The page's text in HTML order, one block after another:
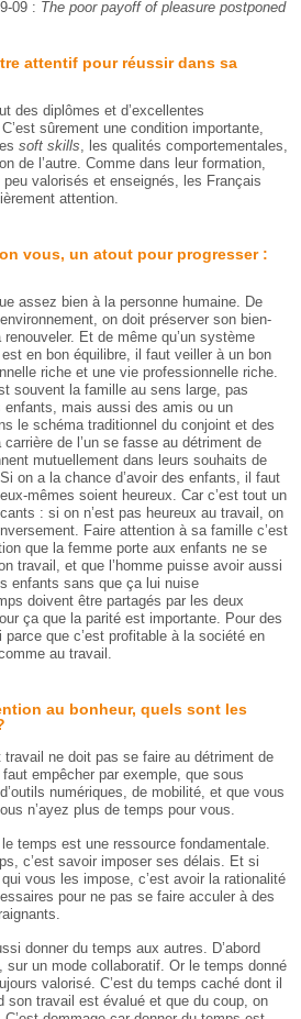
09 : The poor payoff of pleasure postponed
attentif pour réussir dans sa
des diplômes et d’excellentes
sûrement une condition importante,
soft skills, les qualités comportementales,
de l’autre. Comme dans leur formation,
valorisés et enseignés, les Français
attention.
vous, un atout pour progresser :
assez bien à la personne humaine. De
on doit préserver son bien-
Et de même qu’un système
en bon équilibre, il faut veiller à un bon
riche et une vie professionnelle riche.
souvent la famille au sens large, pas
mais aussi des amis ou un
le schéma traditionnel du conjoint et des
de l’un se fasse au détriment de
mutuellement dans leurs souhaits de
on a la chance d’avoir des enfants, il faut
mêmes soient heureux. Car c’est tout un
: si on n’est pas heureux au travail, on
Faire attention à sa famille c’est
que la femme porte aux enfants ne se
travail, et que l’homme puisse avoir aussi
enfants sans que ça lui nuise
doivent être partagés par les deux
ça que la parité est importante. Pour des
que c’est profitable à la société en
au travail.
au bonheur, quels sont les
travail ne doit pas se faire au détriment de
empêcher par exemple, que sous
numériques, de mobilité, et que vous
n’ayez plus de temps pour vous.
le temps est une ressource fondamentale.
c’est savoir imposer ses délais. Et si
vous les impose, c’est avoir la rationalité
pour ne pas se faire acculer à des
donner du temps aux autres. D’abord
sur un mode collaboratif. Or le temps donné
valorisé. C’est du temps caché dont il
son travail est évalué et que du coup, on